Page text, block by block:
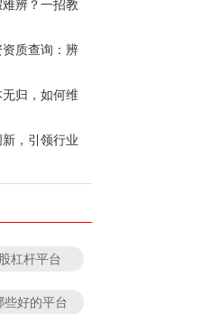
辨？一招教
质查询：辨
归，如何维
，引领行业
杠杆平台
些好的平台